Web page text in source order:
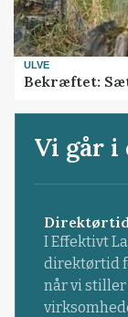
ULVE
Bekræftet:
Vi går i
Direktørtid
I Effektivt
direktørtid
når vi stiller